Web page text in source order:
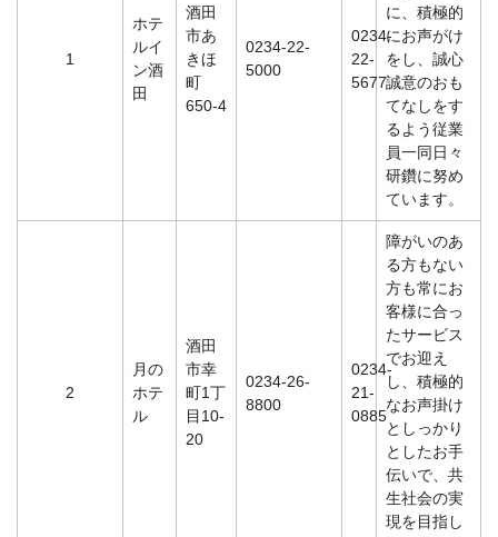
1
ホテ
ルイ
ン酒
田
酒田
市あ
きほ
町
650-4
0234-22-
5000
0234-
22-
5677
に、積極的
にお声がけ
をし、誠心
誠意のおも
てなしをす
るよう従業
員一同日々
研鑽に努め
ています。
2
月の
ホテ
ル
酒田
市幸
町1丁
目10-
20
0234-26-
8800
0234-
21-
0885
障がいのあ
る方もない
方も常にお
客様に合っ
たサービス
でお迎え
し、積極的
なお声掛け
としっかり
としたお手
伝いで、共
生社会の実
現を目指し